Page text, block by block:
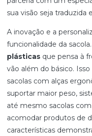
sua visão seja
A inovação e a
funcionalidade da
plásticas que pensa à
vão além do básico.
sacolas com alças
suportar maior peso,
até mesmo sacolas
acomodar produtos de
características